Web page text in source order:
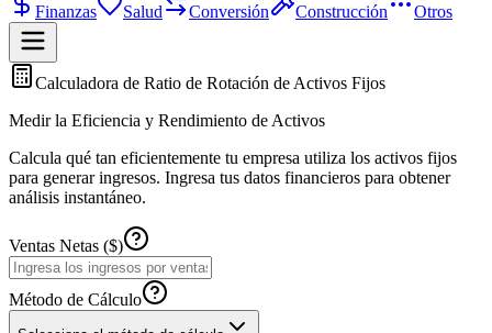
Finanzas
Salud Conversión Construcción Otros
Calculadora de Ratio de Rotación de Activos Fijos
Medir la Eficiencia y Rendimiento de Activos
Calcula qué tan eficientemente tu empresa utiliza los activos fijos
para generar ingresos. Ingresa tus datos financieros para obtener
análisis instantáneo.
Ventas Netas ($)
Método de Cálculo